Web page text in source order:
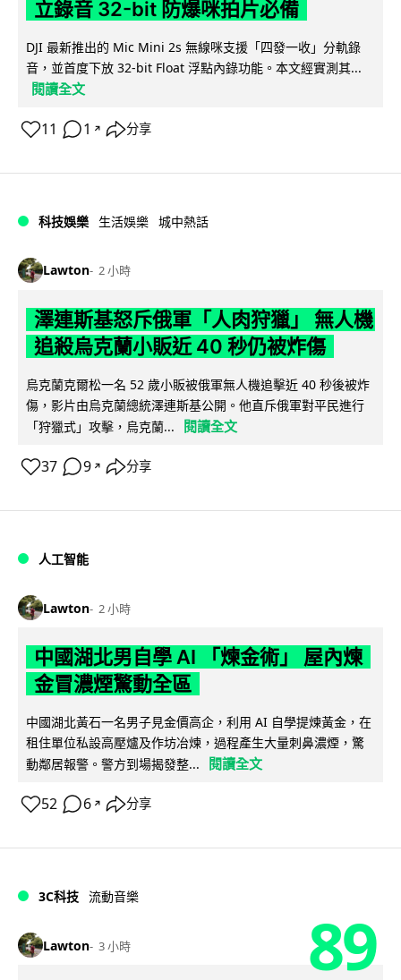
立錄音 32-bit 防爆咪拍片必備
DJI 最新推出的 Mic Mini 2s 無線咪支援「四發一收」分軌錄
音，並首度下放 32-bit Float 浮點內錄功能。本文經實測其...
閱讀全文
11 1 ↗ 分享
科技娛樂 生活娛樂 城中熱話
Lawton 2 小時
澤連斯基怒斥俄軍「人肉狩獵」 無人機
追殺烏克蘭小販近 40 秒仍被炸傷
烏克蘭克爾松一名 52 歲小販被俄軍無人機追擊近 40 秒後被炸
傷，影片由烏克蘭總統澤連斯基公開。他直斥俄軍對平民進行
「狩獵式」攻擊，烏克蘭...
閱讀全文
37 9 ↗ 分享
人工智能
Lawton 2 小時
中國湖北男自學 AI 「煉金術」 屋內煉
金冒濃煙驚動全區
中國湖北黃石一名男子見金價高企，利用 AI 自學提煉黃金，在
租住單位私設高壓爐及作坊冶煉，過程產生大量刺鼻濃煙，驚
動鄰居報警。警方到場揭發整...
閱讀全文
52 6 ↗ 分享
3C科技 流動音樂
Lawton 3 小時 89